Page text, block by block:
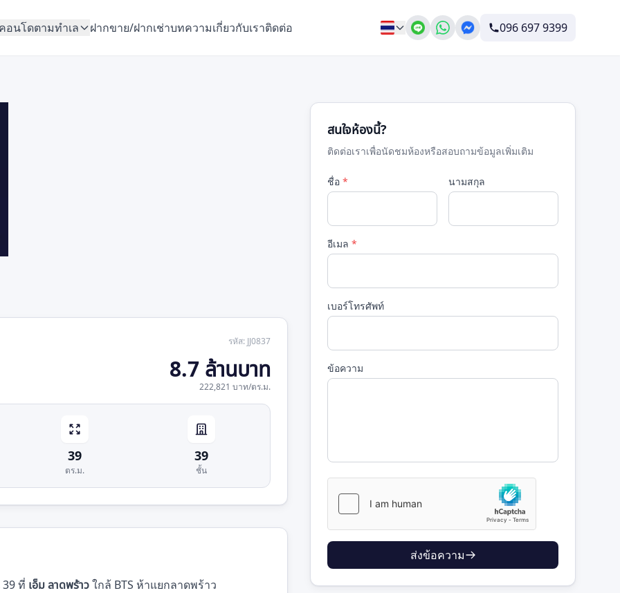
คอนโดตามทำเล ฝากขาย/ฝากเช่าบทความเกี่ยวกับเราติดต่อ 096 697 9399
รหัส: JJ0837
8.7 ล้านบาท
222,821 บาท/ตร.ม.
39
ตร.ม.
39
ชั้น
ที่ เอ็ม ลาดพร้าวใกล้ BTS ห้าแยกลาดพร้าว
สนใจห้องนี้?
ติดต่อเราเพื่อนัดชมห้องหรือสอบถามข้อมูลเพิ่มเติม
ชื่อ * นามสกุล
อีเมล *
เบอร์โทรศัพท์
ข้อความ
ส่งข้อความ